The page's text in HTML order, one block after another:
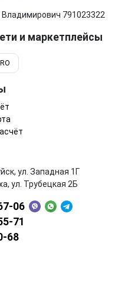
791023322
и маркетплейсы
ул. Западная 1Г
ул. Трубецкая 2Б
06
71
68